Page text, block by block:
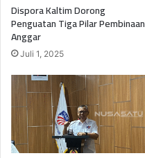
Dispora Kaltim Dorong
Penguatan Tiga Pilar Pembinaan
Anggar
Juli 1, 2025